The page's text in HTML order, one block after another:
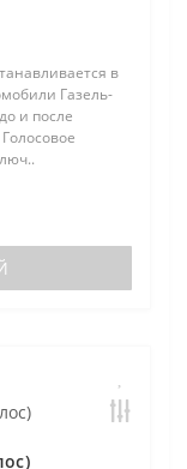
в
Газель-
и после